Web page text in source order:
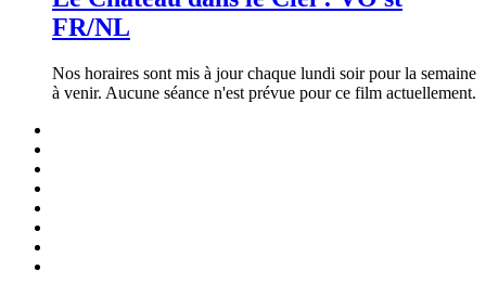
FR/NL
Nos horaires sont mis à jour chaque lundi soir pour la semaine
à venir. Aucune séance n'est prévue pour ce film actuellement.